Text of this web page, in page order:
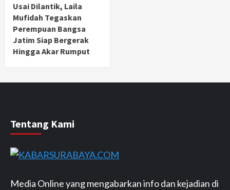
Usai Dilantik, Laila
Mufidah Tegaskan
Perempuan Bangsa
Jatim Siap Bergerak
Hingga Akar Rumput
Tentang Kami
Media Online yang mengabarkan info dan kejadian di